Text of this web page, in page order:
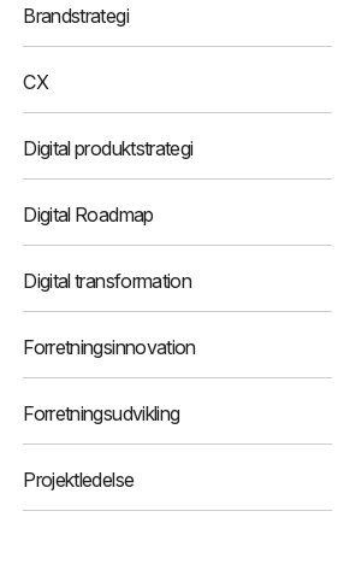
Brandstrategi
CX
Digital produktstrategi
Digital Roadmap
Digital transformation
Forretningsinnovation
Forretningsudvikling
Projektledelse